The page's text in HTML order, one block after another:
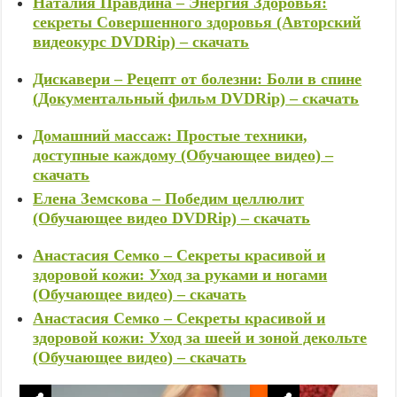
секреты Совершенного здоровья (Авторский
видеокурс DVDRip) – скачать
Дискавери – Рецепт от болезни: Боли в спине
(Документальный фильм DVDRip) – скачать
Домашний массаж: Простые техники,
доступные каждому (Обучающее видео) –
скачать
Елена Земскова – Победим целлюлит
(Обучающее видео DVDRip) – скачать
Анастасия Семко – Секреты красивой и
здоровой кожи: Уход за руками и ногами
(Обучающее видео) – скачать
Анастасия Семко – Секреты красивой и
здоровой кожи: Уход за шеей и зоной декольте
(Обучающее видео) – скачать